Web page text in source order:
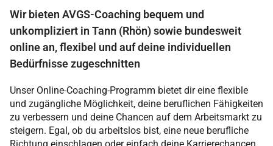
Wir bieten AVGS-Coaching bequem und
unkompliziert in Tann (Rhön) sowie bundesweit
online an, flexibel und auf deine individuellen
Bedürfnisse zugeschnitten
Unser Online-Coaching-Programm bietet dir eine flexible
und zugängliche Möglichkeit, deine beruflichen Fähigkeiten
zu verbessern und deine Chancen auf dem Arbeitsmarkt zu
steigern. Egal, ob du arbeitslos bist, eine neue berufliche